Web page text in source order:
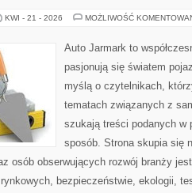
KWI - 21 - 2026 MOŻLIWOŚĆ
Auto Jarmark to
pasjonują się światem
myślą o czytelnikach,
tematach związanych z
szukają treści podanych w
sposób. Strona skupia się
osób obserwujących rozwój branży
bezpieczeństwie, ekologii,